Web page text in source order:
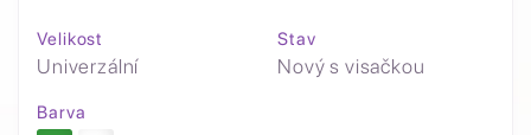
Velikost
Univerzální
Stav
Nový s visačkou
Barva